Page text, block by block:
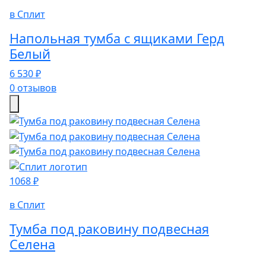
в Сплит
Напольная тумба с ящиками Герд
Белый
6 530 ₽
0 отзывов
1068 ₽
в Сплит
Тумба под раковину подвесная
Селена